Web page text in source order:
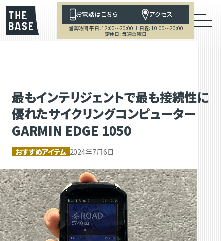
お電話はこちら アクセス
営業時間 平日：12:00～20:00 土日祝：10:00～20:00
定休日：毎週金曜日
最もインテリジェントで最も接続性に
優れたサイクリングコンピューター
GARMIN EDGE 1050
おすすめアイテム 2024年7月6日